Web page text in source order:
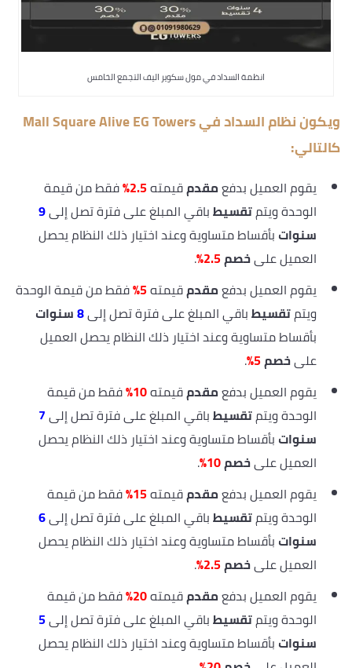
انظمة السداد في مول سكوير اليف التجمع الخامس
ويكون نظام السداد في Mall Square Alive EG Towers
كالتالي:
يقوم العميل بدفعمقدمقيمته2.5% فقط من قيمة
الوحدة ويتمتقسيطباقي المبلغ على فترة تصل إلى9
سنوات بأقساط متساوية وعند اختيار ذلك النظام يحصل
العميل علىخصم2.5%
.
يقوم العميل بدفعمقدمقيمته5% فقط من قيمة الوحدة
ويتمتقسيطباقي المبلغ على فترة تصل إلى8سنوات
بأقساط متساوية وعند اختيار ذلك النظام يحصل العميل
علىخصم5%
.
يقوم العميل بدفعمقدمقيمته10% فقط من قيمة
الوحدة ويتمتقسيطباقي المبلغ على فترة تصل إلى7
سنوات بأقساط متساوية وعند اختيار ذلك النظام يحصل
العميل علىخصم10%
.
يقوم العميل بدفعمقدمقيمته15% فقط من قيمة
الوحدة ويتمتقسيطباقي المبلغ على فترة تصل إلى6
سنوات بأقساط متساوية وعند اختيار ذلك النظام يحصل
العميل علىخصم2.5%
.
يقوم العميل بدفعمقدمقيمته20% فقط من قيمة
الوحدة ويتمتقسيطباقي المبلغ على فترة تصل إلى5
سنوات بأقساط متساوية وعند اختيار ذلك النظام يحصل